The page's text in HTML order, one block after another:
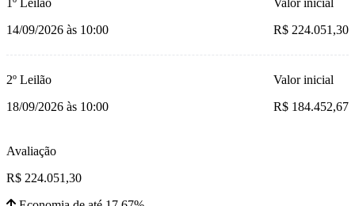
14/09/2026 às 10:00
R$ 224.051,30
2º Leilão
18/09/2026 às 10:00
Valor inicial
R$ 184.452,67
Avaliação
R$ 224.051,30